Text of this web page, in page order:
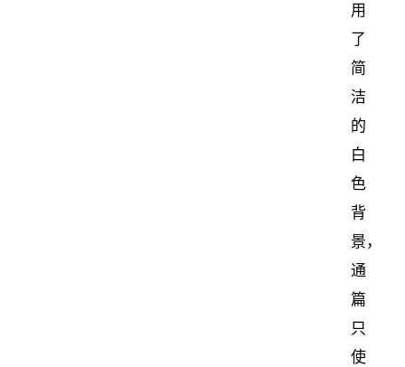
用
了
简
洁
的
白
色
背
景，
通
篇
只
使